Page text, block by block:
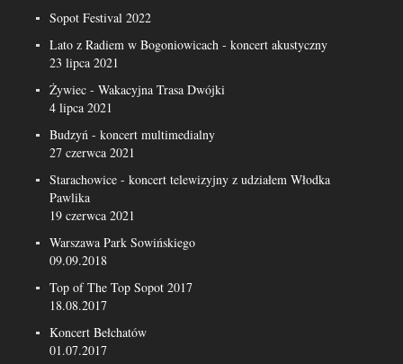
Sopot Festival 2022
Lato z Radiem w Bogoniowicach - koncert akustyczny
23 lipca 2021
Żywiec - Wakacyjna Trasa Dwójki
4 lipca 2021
Budzyń - koncert multimedialny
27 czerwca 2021
Starachowice - koncert telewizyjny z udziałem Włodka
Pawlika
19 czerwca 2021
Warszawa Park Sowińskiego
09.09.2018
Top of The Top Sopot 2017
18.08.2017
Koncert Bełchatów
01.07.2017